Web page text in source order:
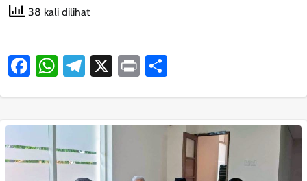
38 kali dilihat
Facebook
WhatsApp
Telegram
X Print